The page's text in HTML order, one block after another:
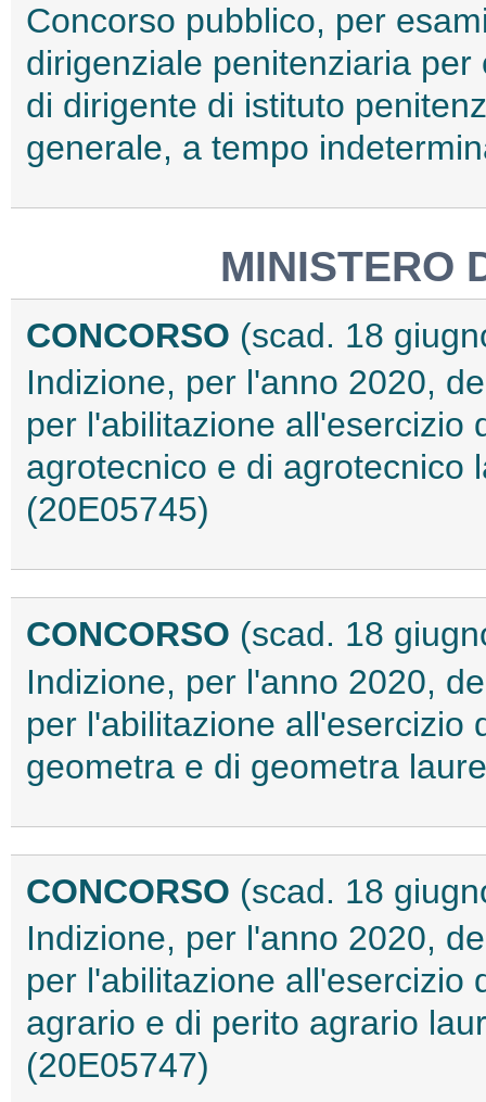
Concorso pubblico, per
dirigenziale penitenziaria
di dirigente di istituto
generale, a tempo
MINISTERO
CONCORSO (scad. 18
Indizione, per l'anno 2020,
per l'abilitazione all'esercizio
agrotecnico e di agrotecnico
(20E05745)
CONCORSO (scad. 18
Indizione, per l'anno 2020,
per l'abilitazione all'esercizio
geometra e di geometra
CONCORSO (scad. 18
Indizione, per l'anno 2020,
per l'abilitazione all'esercizio
agrario e di perito agrario
(20E05747)